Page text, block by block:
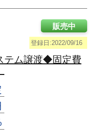
登録日:2022/09/16
販売中
テム譲渡◆固定費